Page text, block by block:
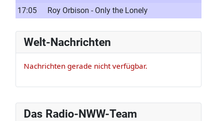
Das Radio-NWW-Team
17:05
Roy Orbison - Only the Lonely
Welt-Nachrichten
Nachrichten gerade nicht verfügbar.